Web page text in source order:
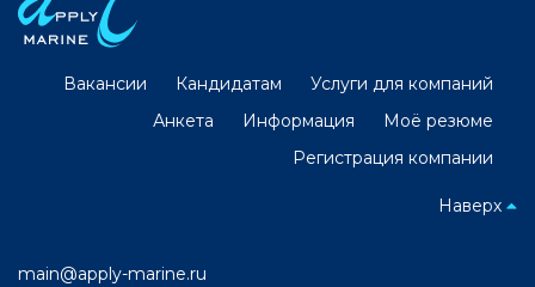
Вакансии Кандидатам
Услуги для компаний
Анкета
Информация
Моё резюме
Регистрация компании
Наверх
main@apply-marine.ru